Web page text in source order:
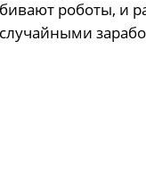
роботы, и